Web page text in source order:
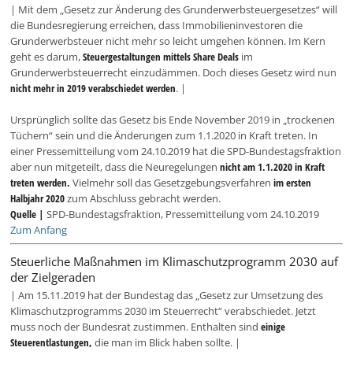
| Mit dem „Gesetz zur Änderung des Grunderwerbsteuergesetzes“ will
die Bundesregierung erreichen, dass Immobilieninvestoren die
Grunderwerbsteuer nicht mehr so leicht umgehen können. Im Kern
geht es darum,Steuergestaltungen mittels Share Deals im
Grunderwerbsteuerrecht einzudämmen. Doch dieses Gesetz wird nun
nicht mehr in 2019 verabschiedet werden. |
Ursprünglich sollte das Gesetz bis Ende November 2019 in „trockenen
Tüchern“ sein und die Änderungen zum 1.1.2020 in Kraft treten. In
einer Pressemitteilung vom 24.10.2019 hat die SPD-Bundestagsfraktion
aber nun mitgeteilt, dass die Neuregelungennicht am 1.1.2020 in Kraft
treten werden. Vielmehr soll das Gesetzgebungsverfahrenim ersten
Halbjahr 2020zum Abschluss gebracht werden.
Quelle | SPD-Bundestagsfraktion, Pressemitteilung vom 24.10.2019
Zum Anfang
Steuerliche Maßnahmen im Klimaschutzprogramm 2030 auf
der Zielgeraden
| Am 15.11.2019 hat der Bundestag das „Gesetz zur Umsetzung des
Klimaschutzprogramms 2030 im Steuerrecht“ verabschiedet. Jetzt
muss noch der Bundesrat zustimmen. Enthalten sindeinige
Steuerentlastungen, die man im Blick haben sollte. |